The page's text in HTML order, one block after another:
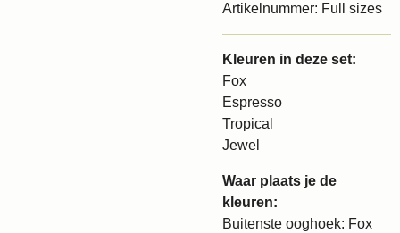
Artikelnummer: Full sizes
Kleuren in deze set:
Fox
Espresso
Tropical
Jewel
Waar plaats je de
kleuren:
Buitenste ooghoek: Fox